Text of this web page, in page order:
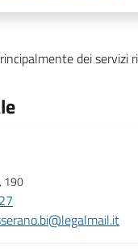
dei servizi
190